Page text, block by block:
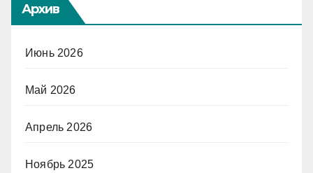
Архив
Июнь 2026
Май 2026
Апрель 2026
Ноябрь 2025